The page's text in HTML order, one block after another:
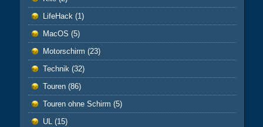
LifeHack(1)
MacOS (5)
Motorschirm (23)
Technik(32)
Touren(86)
Touren ohne Schirm (5)
UL(15)